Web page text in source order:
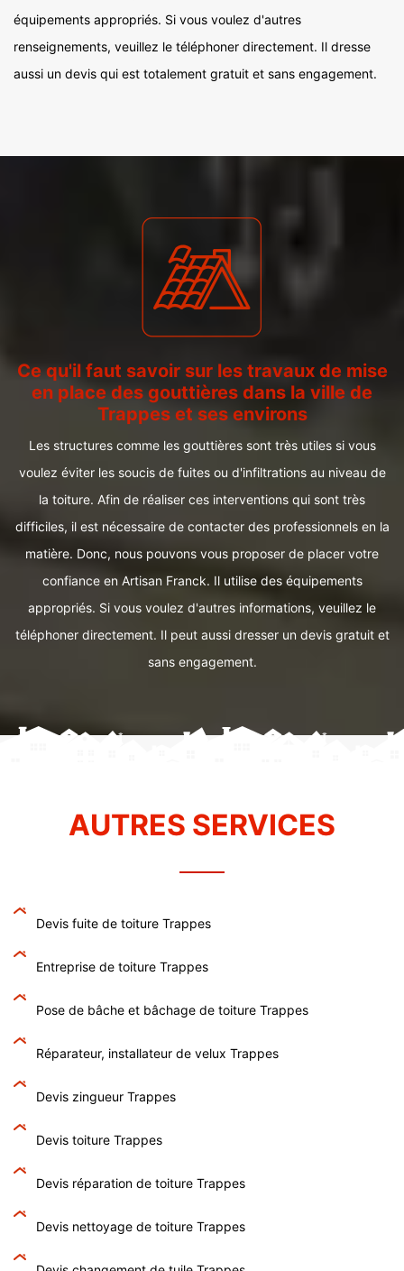
équipements appropriés. Si vous voulez d'autres
renseignements, veuillez le téléphoner directement. Il dresse
aussi un devis qui est totalement gratuit et sans engagement.
Ce qu'il faut savoir sur les travaux de mise
en place des gouttières dans la ville de
Trappes et ses environs
Les structures comme les gouttières sont très utiles si vous
voulez éviter les soucis de fuites ou d'infiltrations au niveau de
la toiture. Afin de réaliser ces interventions qui sont très
difficiles, il est nécessaire de contacter des professionnels en la
matière. Donc, nous pouvons vous proposer de placer votre
confiance en Artisan Franck. Il utilise des équipements
appropriés. Si vous voulez d'autres informations, veuillez le
téléphoner directement. Il peut aussi dresser un devis gratuit et
sans engagement.
AUTRES SERVICES
Devis fuite de toiture Trappes
Entreprise de toiture Trappes
Pose de bâche et bâchage de toiture Trappes
Réparateur, installateur de velux Trappes
Devis zingueur Trappes
Devis toiture Trappes
Devis réparation de toiture Trappes
Devis nettoyage de toiture Trappes